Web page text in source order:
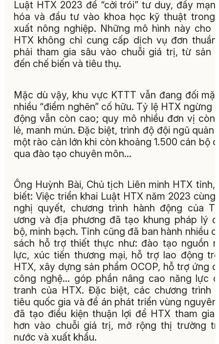
Luật HTX 2023 để “cởi trói” tư duy, đẩy
hóa và đầu tư vào khoa học kỹ thuật trong
xuất nông nghiệp. Những mô hình này cho
HTX không chỉ cung cấp dịch vụ đơn
phải tham gia sâu vào chuỗi giá trị, từ sản
đến chế biến và tiêu thụ.
Mặc dù vậy, khu vực KTTT vẫn đang đối
nhiều “điểm nghẽn” cố hữu. Tỷ lệ HTX ngừng
động vẫn còn cao; quy mô nhiều đơn vị còn
lẻ, manh mún. Đặc biệt, trình độ đội ngũ quản
một rào cản lớn khi còn khoảng 1.500 cán bộ
qua đào tạo chuyên môn…
Ông Huỳnh Bài, Chủ tịch Liên minh HTX tỉnh,
biết: Việc triển khai Luật HTX năm 2023 cùng
nghị quyết, chương trình hành động của
ương và địa phương đã tạo khung pháp lý
bộ, minh bạch. Tỉnh cũng đã ban hành nhiều
sách hỗ trợ thiết thực như: đào tạo nguồn
lực, xúc tiến thương mại, hỗ trợ lao động
HTX, xây dựng sản phẩm OCOP, hỗ trợ ứng
công nghệ… góp phần nâng cao năng lực
tranh của HTX. Đặc biệt, các chương trình
tiêu quốc gia và đề án phát triển vùng nguyên
đã tạo điều kiện thuận lợi để HTX tham gia
hơn vào chuỗi giá trị, mở rộng thị trường
nước và xuất khẩu.